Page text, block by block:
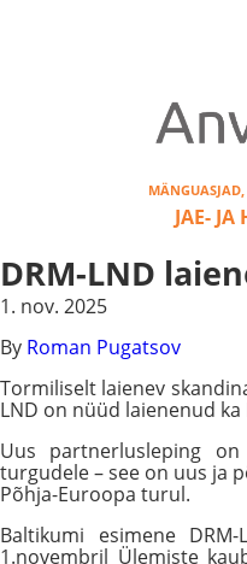
JAE-
DRM-LND
1. nov. 2025
By Roman Pugatsov
Tormiliselt laienev
LND on nüüd laienenud ka
Uus partnerlusleping
turgudele – see on uus ja
Põhja-Euroopa turul.
Baltikumi esimene
1.novembril Ülemiste